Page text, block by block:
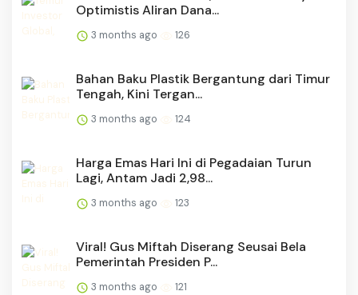
Optimistis Aliran Dana...
3 months ago 126
Bahan Baku Plastik Bergantung dari Timur
Tengah, Kini Tergan...
3 months ago 124
Harga Emas Hari Ini di Pegadaian Turun
Lagi, Antam Jadi 2,98...
3 months ago 123
Viral! Gus Miftah Diserang Seusai Bela
Pemerintah Presiden P...
3 months ago 121